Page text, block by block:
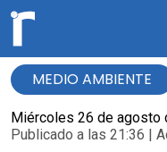
MEDIO AMBIENTE
Miércoles 26 de agosto
Publicado a las 21:36 |